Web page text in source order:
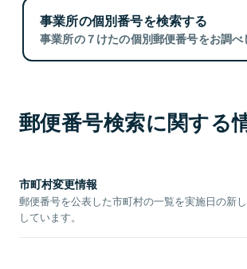
事業所の個別番号を検索する
事業所の７けたの個別郵便番号をお調べ
郵便番号検索に関する
市町村変更情報
郵便番号を公表した市町村の一覧を実施日の新
しています。